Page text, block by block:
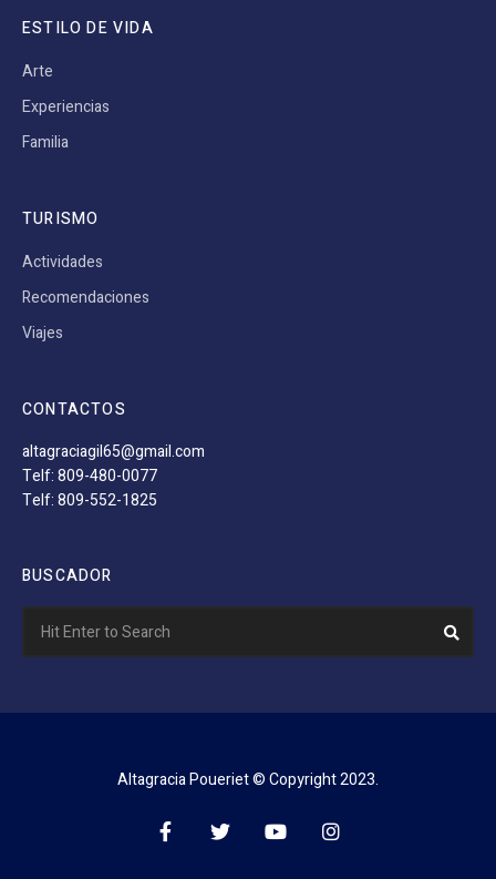
ESTILO DE VIDA
Arte
Experiencias
Familia
TURISMO
Actividades
Recomendaciones
Viajes
CONTACTOS
altagraciagil65@gmail.com
Telf: 809-480-0077
Telf: 809-552-1825
BUSCADOR
for:
Altagracia Poueriet © Copyright 2023.